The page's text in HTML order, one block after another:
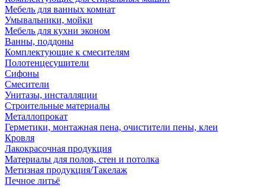
Мебель для ванных комнат
Умывальники, мойки
Мебель для кухни эконом
Ванны, поддоны
Комплектующие к смесителям
Полотенцесушители
Сифоны
Смесители
Унитазы, инсталляции
Строительные материалы
Металлопрокат
Герметики, монтажная пена, очистители пены, клеи
Кровля
Лакокрасочная продукция
Материалы для полов, стен и потолка
Метизная продукция/Такелаж
Печное литьё